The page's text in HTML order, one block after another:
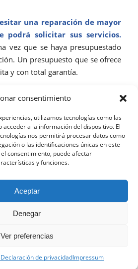
consentimiento
utilizamos tecnologías como las
a la información del dispositivo. El
nos permitirá procesar datos como
o las identificaciones únicas en este
consentimiento, puede afectar
y funciones.
Aceptar
Denegar
Ver preferencias
Declaración de privacidadImpressum
una reparación de mayor
podrá solicitar sus servicios.
vez que se haya presupuestado
Un presupuesto que se ofrece
y con total garantía.
un electricista en Valencia no lo
sin resolver una vez que
y el buen hacer de esta
Carrito Descarga la App
un servicio más personalizado.
implica la aceptación de nuestra
el enlace para mayor información.